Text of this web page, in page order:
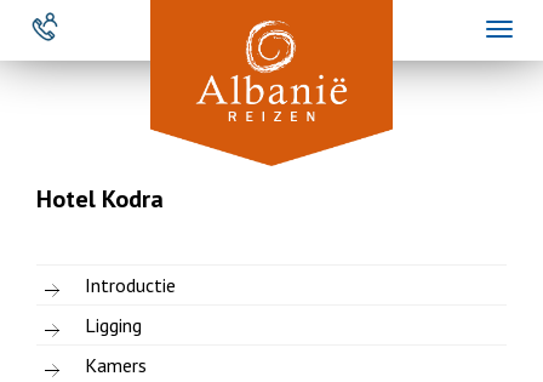
Overslaan
naar
Hotel Kodra
Introductie
Ligging
Kamers